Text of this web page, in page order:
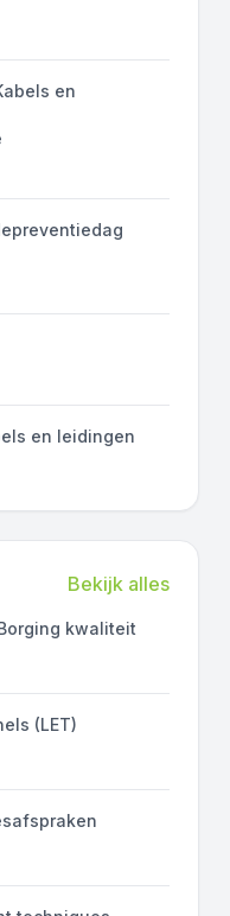
en
en leidingen
Bekijk alles
kwaliteit
(LET)